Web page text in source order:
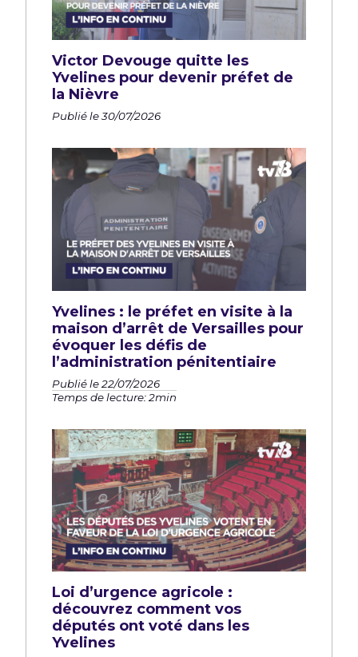
Victor Devouge quitte les
Yvelines pour devenir préfet de
la Nièvre
Publié le 30/07/2026
Yvelines : le préfet en visite à la
maison d’arrêt de Versailles pour
évoquer les défis de
l’administration pénitentiaire
Publié le 22/07/2026
Temps de lecture: 2min
Loi d’urgence agricole :
découvrez comment vos
députés ont voté dans les
Yvelines